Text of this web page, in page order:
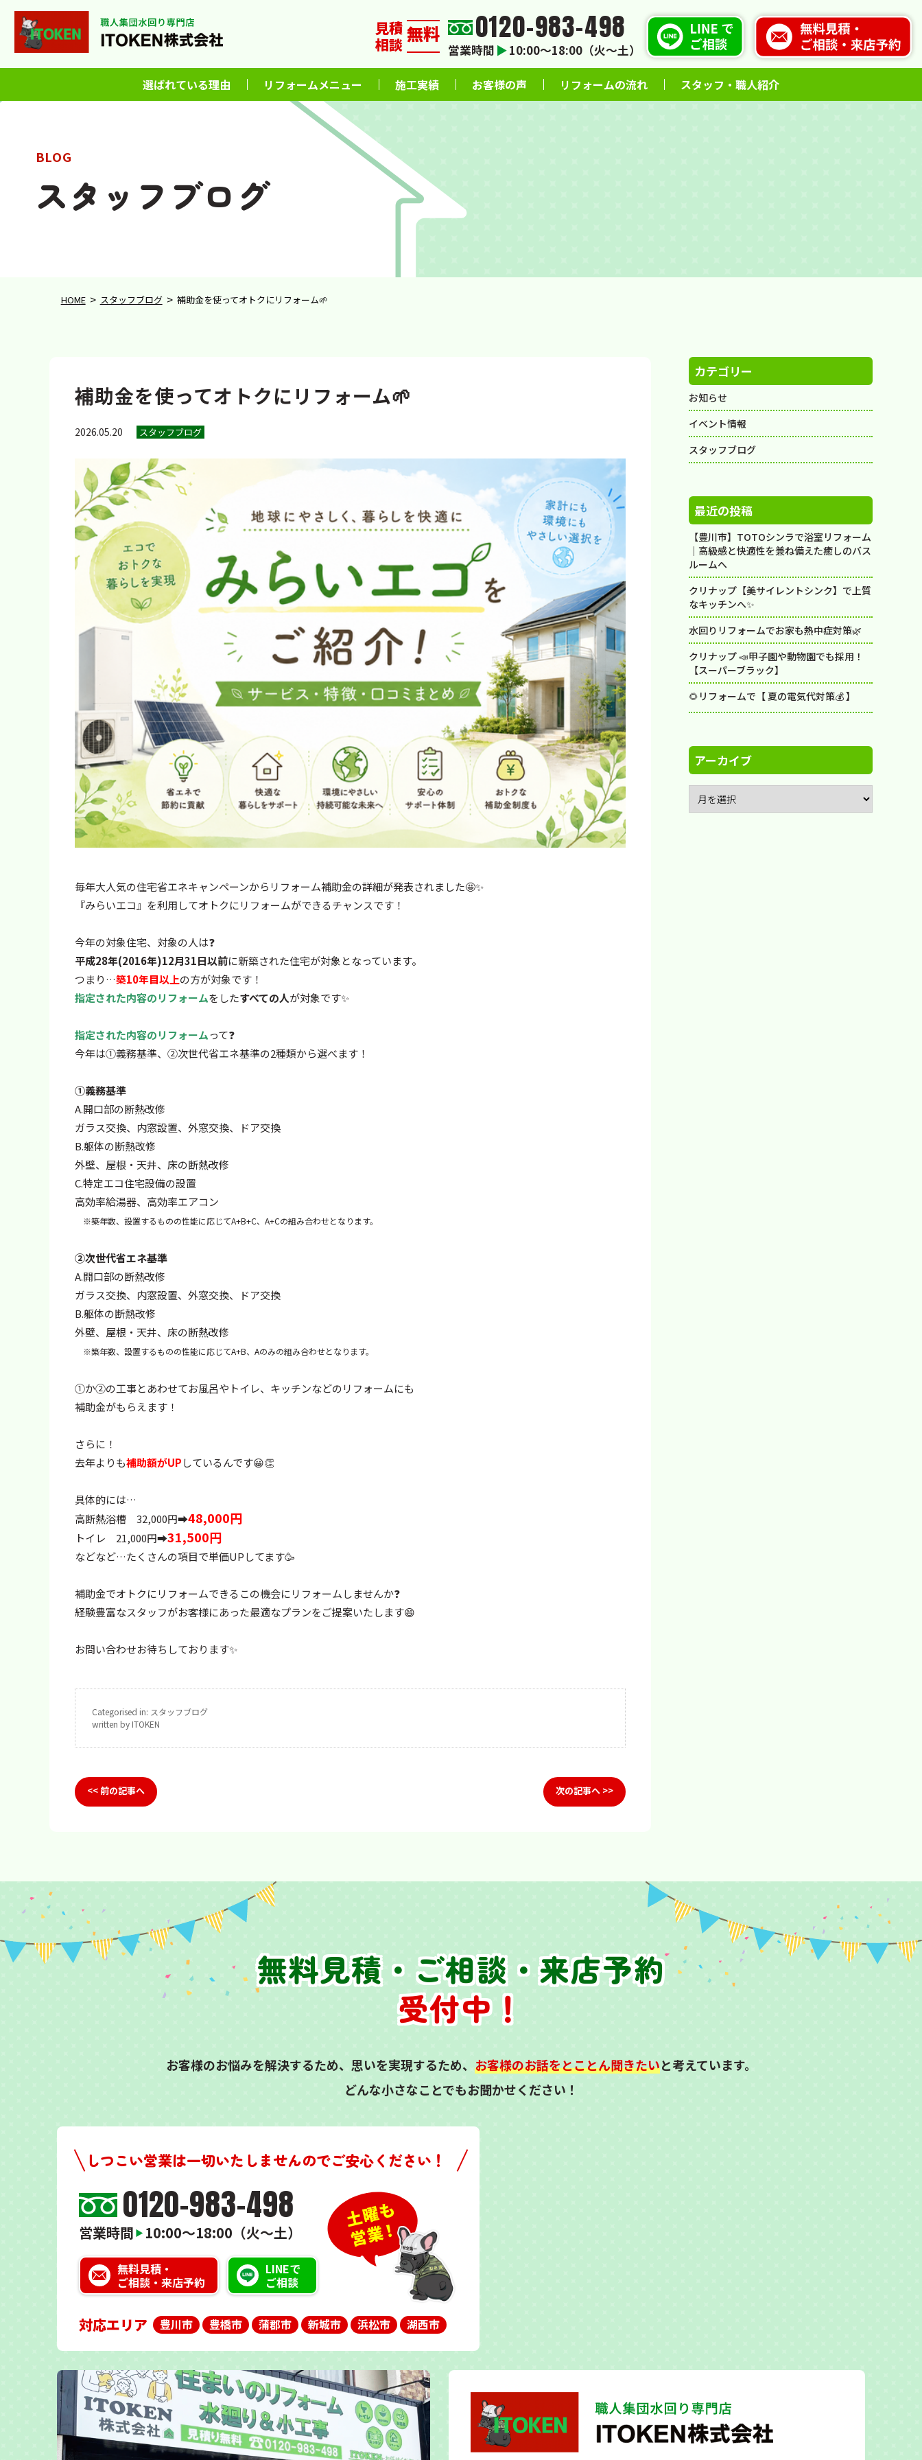
見積
相談 無料 0120-983-498
営業時間 ▶10:00〜18:00（火〜土）
選ばれている理由 リフォームメニュー 施工実績 お客様の声 リフォームの流れ スタッフ・職人紹介
BLOG
スタッフブログ
HOME > スタッフブログ > 補助金を使ってオトクにリフォーム🌱
補助金を使ってオトクにリフォーム🌱
2026.05.20 スタッフブログ
毎年大人気の住宅省エネキャンペーンからリフォーム補助金の詳細が発表されました🤩✨
『みらいエコ』を利用してオトクにリフォームができるチャンスです！
今年の対象住宅、対象の人は❓
平成28年(2016年)12月31日以前に新築された住宅が対象となっています。
つまり…築10年目以上の方が対象です！
指定された内容のリフォームをしたすべての人が対象です✨
指定された内容のリフォームって❓
今年は①義務基準、②次世代省エネ基準の2種類から選べます！
①義務基準
A.開口部の断熱改修
ガラス交換、内窓設置、外窓交換、ドア交換
B.躯体の断熱改修
外壁、屋根・天井、床の断熱改修
C.特定エコ住宅設備の設置
高効率給湯器、高効率エアコン
※築年数、設置するものの性能に応じてA+B+C、A+Cの組み合わせとなります。
②次世代省エネ基準
A.開口部の断熱改修
ガラス交換、内窓設置、外窓交換、ドア交換
B.躯体の断熱改修
外壁、屋根・天井、床の断熱改修
※築年数、設置するものの性能に応じてA+B、Aのみの組み合わせとなります。
①か②の工事とあわせてお風呂やトイレ、キッチンなどのリフォームにも
補助金がもらえます！
さらに！
去年よりも補助額がUPしているんです😀👏
具体的には…
高断熱浴槽 32,000円➡48,000円
トイレ 21,000円➡31,500円
などなど…たくさんの項目で単価UPしてます🥳
補助金でオトクにリフォームできるこの機会にリフォームしませんか❓
経験豊富なスタッフがお客様にあった最適なプランをご提案いたします😄
お問い合わせお待ちしております✨
Categorised in: スタッフブログ
written by ITOKEN
<< 前の記事へ 次の記事へ >>
カテゴリー
お知らせ
イベント情報
スタッフブログ
最近の投稿
【豊川市】TOTOシンラで浴室リフォーム
｜高級感と快適性を兼ね備えた癒しのバス
ルームへ
クリナップ【美サイレントシンク】で上質
なキッチンへ✨
水回りリフォームでお家も熱中症対策🌿
クリナップ 📣甲子園や動物園でも採用！
【スーパーブラック】
🌻リフォームで【 夏の電気代対策💰 】
アーカイブ
無料見積・ご相談・来店予約
受付中！
お客様のお悩みを解決するため、思いを実現するため、 お客様のお話をとことん聞きたいと考えています。
どんな小さなことでもお聞かせください！
しつこい営業は一切いたしませんのでご安心ください！
0120-983-498
営業時間 ▶ 10:00～18:00（火～土）
無料見積・
ご相談・来店予約
LINEで
ご相談
対応エリア 豊川市 豊橋市 蒲郡市 新城市 浜松市 湖西市